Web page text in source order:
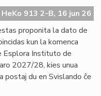
HeKo 913 2-B, 16 jun 26
proponita la dato de
kun la komenca
Esplora Instituto de
2027/28, kies unua
postaj du en Svislando ĉe